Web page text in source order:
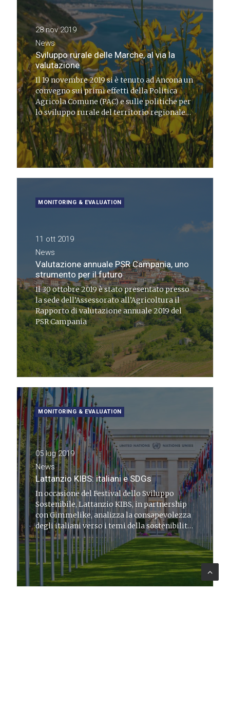
28 nov 2019
News
Sviluppo rurale delle Marche, al via la
valutazione
Il 19 novembre 2019 si è tenuto ad Ancona un
convegno sui primi effetti della Politica
Agricola Comune (PAC) e sulle politiche per
lo sviluppo rurale del territorio regionale
(PSR)
MONITORING & EVALUATION
11 ott 2019
News
Valutazione annuale PSR Campania, uno
strumento per il futuro
Il 30 ottobre 2019 è stato presentato presso
la sede dell’Assessorato all’Agricoltura il
Rapporto di valutazione annuale 2019 del
PSR Campania
MONITORING & EVALUATION
05 lug 2019
News
Lattanzio KIBS: italiani e SDGs
In occasione del Festival dello Sviluppo
Sostenibile, Lattanzio KIBS, in partnership
con Gimmelike, analizza la consapevolezza
degli italiani verso i temi della sostenibilità
e degli SDGs